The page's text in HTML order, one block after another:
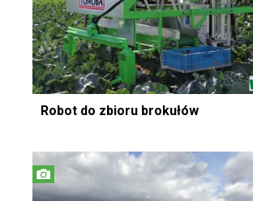
Robot do zbioru brokułów